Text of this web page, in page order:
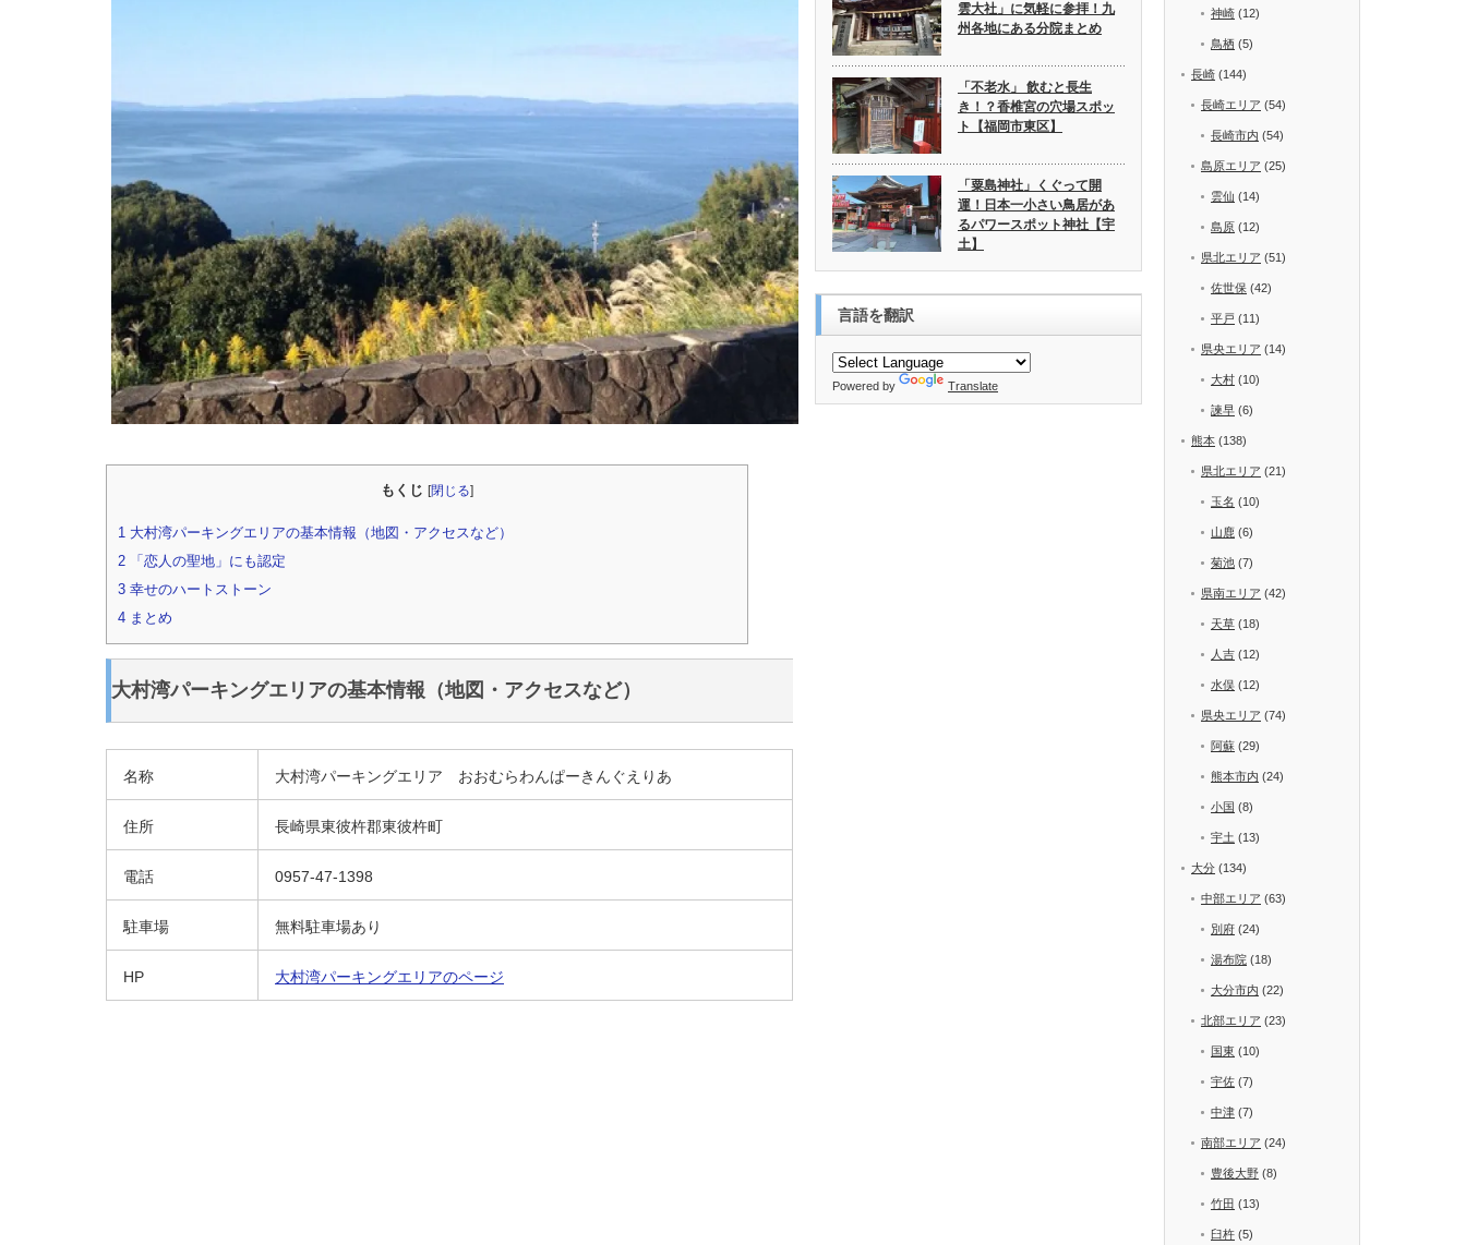
もくじ [閉じる]
1 大村湾パーキングエリアの基本情報（地図・アクセスなど）
2 「恋人の聖地」にも認定
3 幸せのハートストーン
4 まとめ
大村湾パーキングエリアの基本情報（地図・アクセスなど）
名称 大村湾パーキングエリア おおむらわんぱーきんぐえりあ
住所 長崎県東彼杵郡東彼杵町
電話 0957-47-1398
駐車場 無料駐車場あり
HP 大村湾パーキングエリアのページ
雲大社」に気軽に参拝！九
州各地にある分院まとめ
「不老水」 飲むと長生
き！？香椎宮の穴場スポッ
ト【福岡市東区】
「粟島神社」くぐって開
運！日本一小さい鳥居があ
るパワースポット神社【宇
土】
言語を翻訳
Powered by Translate
神崎 (12)
鳥栖 (5)
長崎 (144)
長崎エリア (54)
長崎市内 (54)
島原エリア (25)
雲仙 (14)
島原 (12)
県北エリア (51)
佐世保 (42)
平戸 (11)
県央エリア (14)
大村 (10)
諫早 (6)
熊本 (138)
県北エリア (21)
玉名 (10)
山鹿 (6)
菊池 (7)
県南エリア (42)
天草 (18)
人吉 (12)
水俣 (12)
県央エリア (74)
阿蘇 (29)
熊本市内 (24)
小国 (8)
宇土 (13)
大分 (134)
中部エリア (63)
別府 (24)
湯布院 (18)
大分市内 (22)
北部エリア (23)
国東 (10)
宇佐 (7)
中津 (7)
南部エリア (24)
豊後大野 (8)
竹田 (13)
臼杵 (5)